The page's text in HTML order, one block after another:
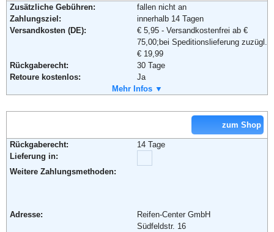
Weiterführende Informationen: Blog, AGB
Adresse:
Baur Versand (GmbH & Co KG)
Bahnhofstraße 10
96222 Burgkunstadt
+49 (0)180-530 50 50
Fax:
+49 (0)9572-91 22 55
Email:
service@baur.de
Zusätzliche Gebühren:
fallen nicht an
Zahlungsziel:
innerhalb 14 Tagen
Versandkosten (DE):
€ 5,95 - Versandkostenfrei ab €
75,00;bei Speditionslieferung zuzügl.
€ 19,99
Rückgaberecht:
30 Tage
Retoure kostenlos:
Ja
im Paket enthalten
Adresse:
Email:
service@quelle.de
Mehr Infos ▼
zum Shop
Rückgaberecht:
14 Tage
Lieferung in:
Weitere Zahlungsmethoden:
Adresse:
Reifen-Center GmbH
Südfeldstr. 16